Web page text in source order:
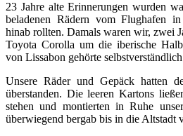
23 Jahre alte Erinnerungen wurden
beladenen Rädern vom Flughafen
hinab rollten. Damals waren wir, zwei
Toyota Corolla um die iberische
von Lissabon gehörte
Unsere Räder und Gepäck hatten
überstanden. Die leeren Kartons
stehen und montierten in Ruhe
überwiegend bergab bis in die Altstadt